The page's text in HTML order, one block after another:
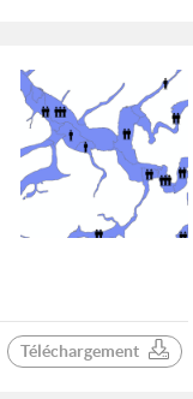
Téléchargement